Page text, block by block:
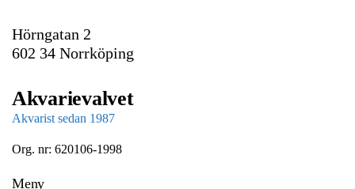
Hörngatan 2
602 34 Norrköping
Akvarievalvet
Akvarist sedan 1987
Org. nr: 620106-1998
Meny